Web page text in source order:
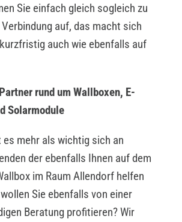
Sie einfach gleich sogleich zu
auf, das macht sich
auch wie ebenfalls auf
rund um Wallboxen, E-
Solarmodule
mehr als wichtig sich an
der ebenfalls Ihnen auf dem
im Raum Allendorf helfen
Sie ebenfalls von einer
Beratung profitieren? Wir